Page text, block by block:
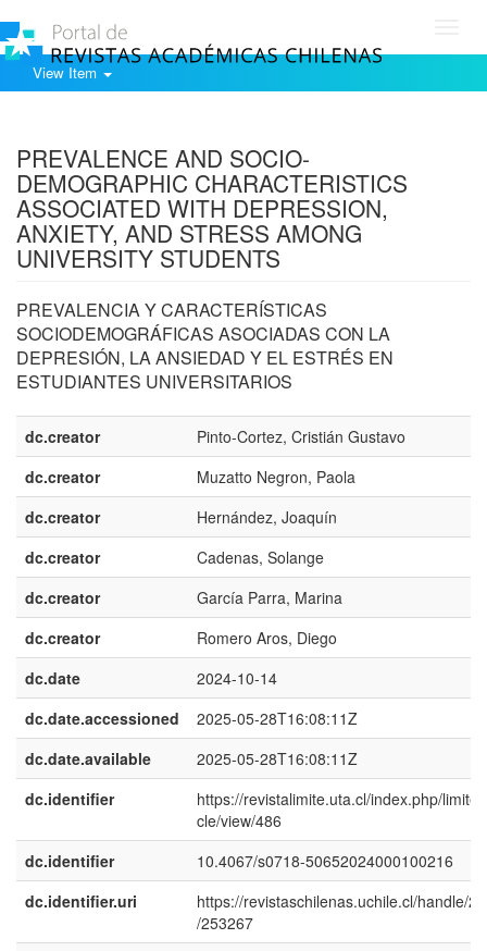
View Item
PREVALENCE AND SOCIO-
DEMOGRAPHIC CHARACTERISTICS
ASSOCIATED WITH DEPRESSION,
ANXIETY, AND STRESS AMONG
UNIVERSITY STUDENTS
PREVALENCIA Y CARACTERÍSTICAS
SOCIODEMOGRÁFICAS ASOCIADAS CON LA
DEPRESIÓN, LA ANSIEDAD Y EL ESTRÉS EN
ESTUDIANTES UNIVERSITARIOS
dc.creator
Pinto-Cortez, Cristián Gustavo
dc.creator
Muzatto Negron, Paola
dc.creator
Hernández, Joaquín
dc.creator
Cadenas, Solange
dc.creator
García Parra, Marina
dc.creator
Romero Aros, Diego
dc.date
2024-10-14
dc.date.accessioned
2025-05-28T16:08:11Z
dc.date.available
2025-05-28T16:08:11Z
dc.identifier
https://revistalimite.uta.cl/index.php/limite/
cle/view/486
dc.identifier
10.4067/s0718-50652024000100216
dc.identifier.uri
https://revistaschilenas.uchile.cl/handle/
/253267